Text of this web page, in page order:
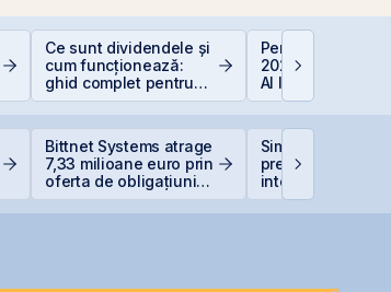
Ce sunt dividendele și
cum funcționează:
ghid complet pentru
investitori în acțiuni
Perspective
2026: De la
AI la Noua
Economică
Bittnet Systems atrage
7,33 milioane euro prin
oferta de obligațiuni
Simtel își extinde
prezența
internațională
deschiderea unei